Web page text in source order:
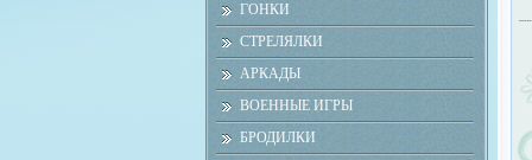
ГОНКИ
СТРЕЛЯЛКИ
АРКАДЫ
ВОЕННЫЕ ИГРЫ
БРОДИЛКИ